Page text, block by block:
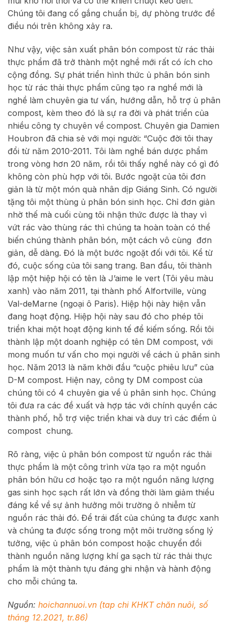
Chúng tôi đang cố gắng chuẩn bị, dự phòng trước để
điều nói trên không xảy ra.
Như vậy, việc sản xuất phân bón compost từ rác thải
thực phẩm đã trở thành một nghề mới rất có ích cho
cộng đồng. Sự phát triển hình thức ủ phân bón sinh
học từ rác thải thực phẩm cũng tạo ra nghề mới là
nghề làm chuyên gia tư vấn, hướng dẫn, hỗ trợ ủ phân
compost, kèm theo đó là sự ra đời và phát triển của
nhiều công ty chuyên về compost. Chuyên gia Damien
Houbron đã chia sẻ với mọi người: “Cuộc đời tôi thay
đổi từ năm 2010-2011. Tôi làm nghề bán dược phẩm
trong vòng hơn 20 năm, rồi tôi thấy nghề này có gì đó
không còn phù hợp với tôi. Bước ngoặt của tôi đơn
giản là từ một món quà nhân dịp Giáng Sinh. Có người
tặng tôi một thùng ủ phân bón sinh học. Chỉ đơn giản
nhờ thế mà cuối cùng tôi nhận thức được là thay vì
vứt rác vào thùng rác thì chúng ta hoàn toàn có thể
biến chúng thành phân bón, một cách vô cùng đơn
giản, dễ dàng. Đó là một bước ngoặt đối với tôi. Kể từ
đó, cuộc sống của tôi sang trang. Ban đầu, tôi thành
lập một hiệp hội có tên là J’aime le vert (Tôi yêu màu
xanh) vào năm 2011, tại thành phố Alfortville, vùng
Val-deMarne (ngoại ô Paris). Hiệp hội này hiện vẫn
đang hoạt động. Hiệp hội này sau đó cho phép tôi
triển khai một hoạt động kinh tế để kiếm sống. Rồi tôi
thành lập một doanh nghiệp có tên DM compost, với
mong muốn tư vấn cho mọi người về cách ủ phân sinh
học. Năm 2013 là năm khởi đầu “cuộc phiêu lưu” của
D-M compost. Hiện nay, công ty DM compost của
chúng tôi có 4 chuyên gia về ủ phân sinh học. Chúng
tôi đưa ra các đề xuất và hợp tác với chính quyền các
thành phố, hỗ trợ việc triển khai và duy trì các điểm ủ
compost chung.
Rõ ràng, việc ủ phân bón compost từ nguồn rác thải
thực phẩm là một công trình vừa tạo ra một nguồn
phân bón hữu cơ hoặc tạo ra một nguồn năng lượng
gas sinh học sạch rất lớn và đồng thời làm giảm thiểu
đáng kể về sự ảnh hưởng môi trường ô nhiễm từ
nguồn rác thải đó. Để trái đất của chúng ta được xanh
và chúng ta được sống trong một môi trường sống lý
tưởng, việc ủ phân bón compost hoặc chuyển đổi
thành nguồn năng lượng khí ga sạch từ rác thải thực
phẩm là một thành tựu đáng ghi nhận và hành động
cho mỗi chúng ta.
Nguồn: hoichannuoi.vn (tap chi KHKT chăn nuôi, số
tháng 12.2021, tr.86)